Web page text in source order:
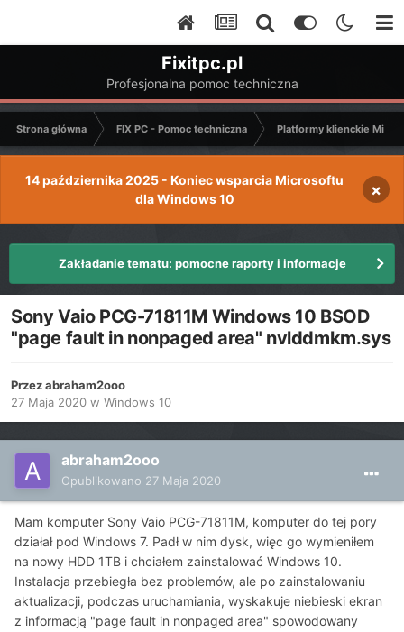
Fixitpc.pl
Profesjonalna pomoc techniczna
Strona główna FIX PC - Pomoc techniczna Platformy klienckie
14 października 2025 - Koniec wsparcia Microsoftu
dla Windows 10
×
Zakładanie tematu: pomocne raporty i informacje
Sony Vaio PCG-71811M Windows 10 BSOD
"page fault in nonpaged area" nvlddmkm.sys
Przezabraham2ooo
27 Maja 2020 w Windows 10
abraham2ooo
Opublikowano 27 Maja 2020
Mam komputer Sony Vaio PCG-71811M, komputer do tej pory
działał pod Windows 7. Padł w nim dysk, więc go wymieniłem
na nowy HDD 1TB i chciałem zainstalować Windows 10.
Instalacja przebiegła bez problemów, ale po zainstalowaniu
aktualizacji, podczas uruchamiania, wyskakuje niebieski ekran
z informacją "page fault in nonpaged area" spowodowany